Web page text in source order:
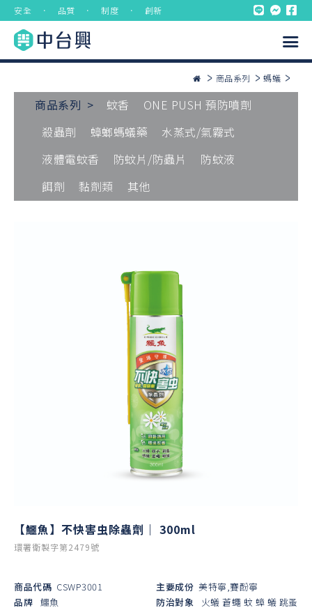
安全 ． 品質 ． 制度 ． 創新
商品系列 螞蟻
商品系列 > 蚊香
ONE PUSH 預防噴劑
殺蟲劑
蟑螂螞蟻藥
水蒸式/氣霧式
液體電蚊香
防蚊片/防蟲片
防蚊液
餌劑
黏劑類 其他
【鱷魚】不快害虫除蟲劑｜ 300ml
環署衛製字第2479號
商品代碼 CSWP3001
品牌 鱷魚
主要成份 美特寧,賽酚寧
防治對象
火蟻 蒼蠅 蚊 蟑 蟻 跳蚤